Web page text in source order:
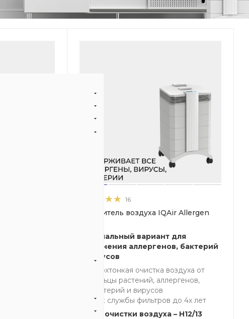
16
Очиститель воздуха IQAir Allergen
Оптимальный вариант для
устранения аллергенов, бактерий
и вирусов
Сверхтонкая очистка воздуха от
пыльцы растений, аллергенов,
бактерий и вирусов
Срок службы фильтров до 4х лет
Класс очистки воздуха – H12/13